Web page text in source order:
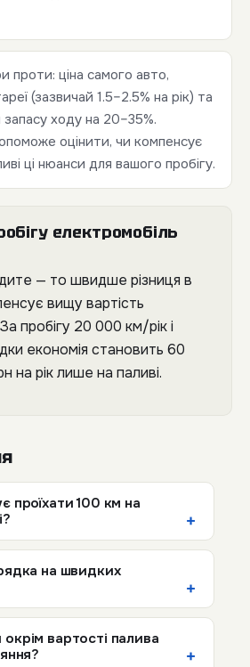
проти: ціна самого авто,
(зазвичай 1.5–2.5% на рік) та
запасу ходу на 20–35%.
оцінити, чи компенсує
ці нюанси для вашого пробігу.
електромобіль
— то швидше різниця в
вищу вартість
пробігу 20 000 км/рік і
економія становить 60
на рік лише на паливі.
проїхати 100 км на
на швидких
вартості палива